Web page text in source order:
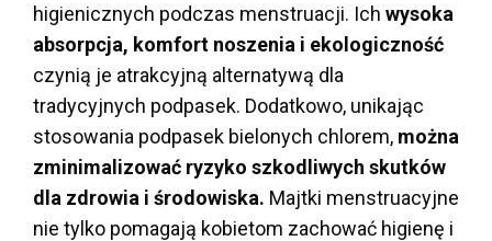
higienicznych podczas menstruacji. Ich wysoka
absorpcja, komfort noszenia i ekologiczność
czynią je atrakcyjną alternatywą dla
tradycyjnych podpasek. Dodatkowo, unikając
stosowania podpasek bielonych chlorem, można
zminimalizować ryzyko szkodliwych skutków
dla zdrowia i środowiska. Majtki menstruacyjne
nie tylko pomagają kobietom zachować higienę i